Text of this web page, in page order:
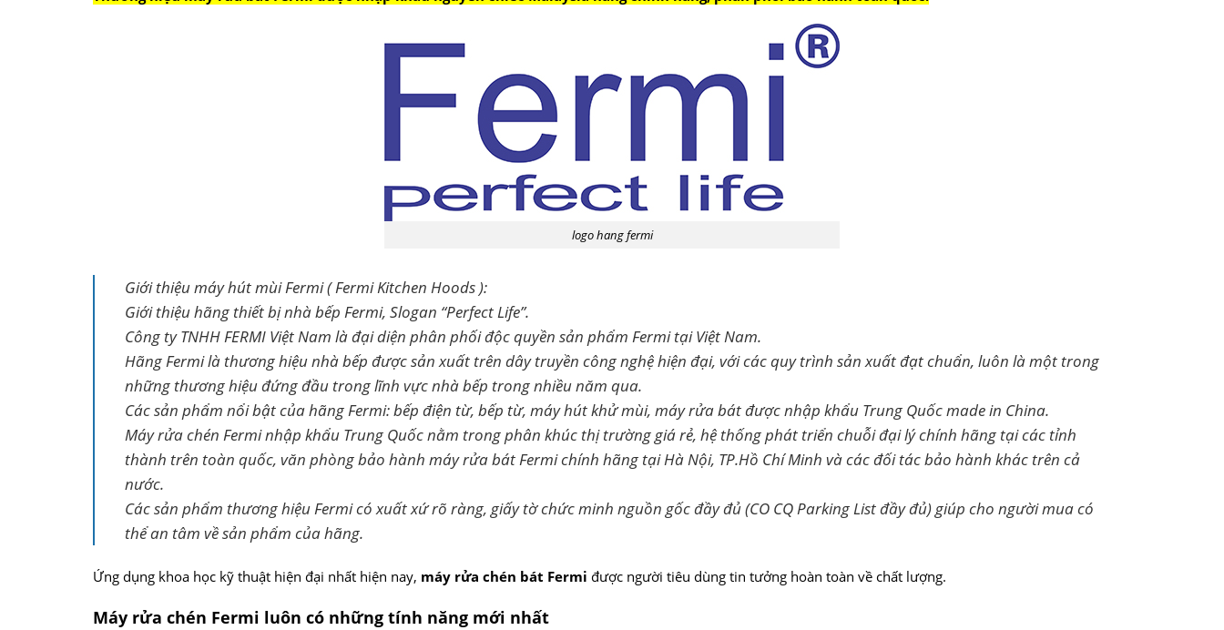
logo hang fermi
Giới thiệu máy hút mùi Fermi ( Fermi Kitchen Hoods ):
Giới thiệu hãng thiết bị nhà bếp Fermi, Slogan “Perfect Life”.
Công ty TNHH FERMI Việt Nam là đại diện phân phối độc quyền sản phẩm Fermi tại Việt Nam.
Hãng Fermi là thương hiệu nhà bếp được sản xuất trên dây truyền công nghệ hiện đại, với các quy trình sản xuất đạt chuẩn, luôn là một trong
những thương hiệu đứng đầu trong lĩnh vực nhà bếp trong nhiều năm qua.
Các sản phẩm nổi bật của hãng Fermi: bếp điện từ, bếp từ, máy hút khử mùi, máy rửa bát được nhập khẩu Trung Quốc made in China.
Máy rửa chén Fermi nhập khẩu Trung Quốc nằm trong phân khúc thị trường giá rẻ, hệ thống phát triển chuỗi đại lý chính hãng tại các tỉnh
thành trên toàn quốc, văn phòng bảo hành máy rửa bát Fermi chính hãng tại Hà Nội, TP.Hồ Chí Minh và các đối tác bảo hành khác trên cả
nước.
Các sản phẩm thương hiệu Fermi có xuất xứ rõ ràng, giấy tờ chức minh nguồn gốc đầy đủ (CO CQ Parking List đầy đủ) giúp cho người mua có
thể an tâm về sản phẩm của hãng.
Ứng dụng khoa học kỹ thuật hiện đại nhất hiện nay, máy rửa chén bát Fermi được người tiêu dùng tin tưởng hoàn toàn về chất lượng.
Máy rửa chén Fermi luôn có những tính năng mới nhất